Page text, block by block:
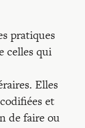
pratiques
celles qui
Elles
et
de faire ou